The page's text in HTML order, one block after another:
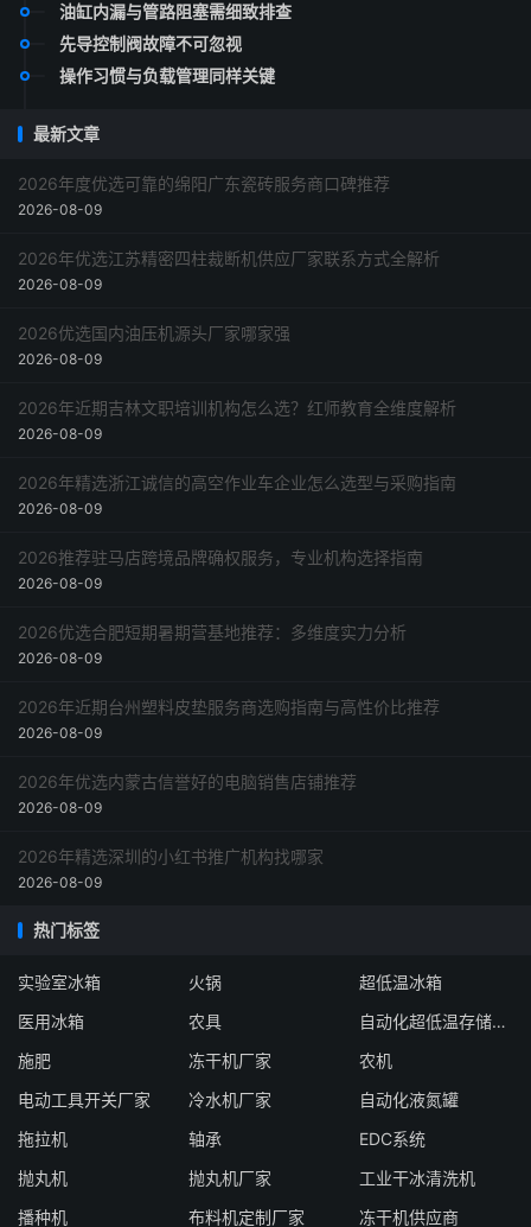
油缸内漏与管路阻塞需细致排查
先导控制阀故障不可忽视
操作习惯与负载管理同样关键
最新文章
2026年度优选可靠的绵阳广东瓷砖服务商口碑推荐
2026-08-09
2026年优选江苏精密四柱裁断机供应厂家联系方式全解析
2026-08-09
2026优选国内油压机源头厂家哪家强
2026-08-09
2026年近期吉林文职培训机构怎么选？红师教育全维度解析
2026-08-09
2026年精选浙江诚信的高空作业车企业怎么选型与采购指南
2026-08-09
2026推荐驻马店跨境品牌确权服务，专业机构选择指南
2026-08-09
2026优选合肥短期暑期营基地推荐：多维度实力分析
2026-08-09
2026年近期台州塑料皮垫服务商选购指南与高性价比推荐
2026-08-09
2026年优选内蒙古信誉好的电脑销售店铺推荐
2026-08-09
2026年精选深圳的小红书推广机构找哪家
2026-08-09
热门标签
实验室冰箱 火锅
超低温冰箱
医用冰箱
农具
自动化超低温存储系统厂家
施肥
冻干机厂家
农机
电动工具开关厂家
冷水机厂家
自动化液氮罐
拖拉机
轴承
EDC系统
抛丸机
抛丸机厂家
工业干冰清洗机
播种机
布料机定制厂家 冻干机供应商